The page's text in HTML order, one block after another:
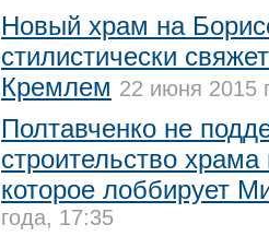
Новый храм на
стилистически
Кремлем 22 июня 2015
Полтавченко не
строительство
которое лоббирует
года, 17:35